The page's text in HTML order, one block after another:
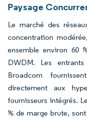
Paysage
Le marché des
concentration
ensemble environ 60
DWDM. Les
Broadcom
directement aux
fournisseurs intégrés.
% de marge brute,